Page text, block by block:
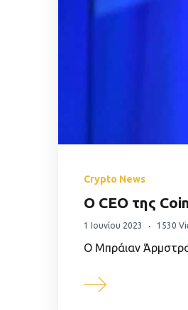
Crypto News
Ο CEO της
1 Ιουνίου 2023 1530
Ο Μπράιαν
Πορτοφόλια Κρυπτονομισμάτων